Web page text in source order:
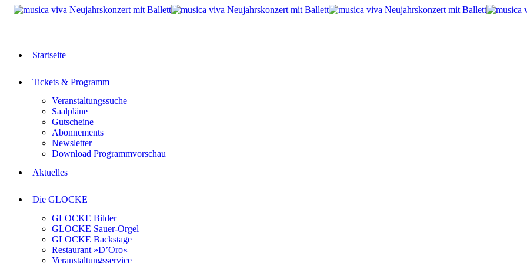
Startseite
Tickets & Programm
Veranstaltungssuche
Saalpläne
Gutscheine
Abonnements
Newsletter
Download Programmvorschau
Aktuelles
Die GLOCKE
GLOCKE Bilder
GLOCKE Sauer-Orgel
GLOCKE Backstage
Restaurant »D’Oro«
Veranstaltungsservice